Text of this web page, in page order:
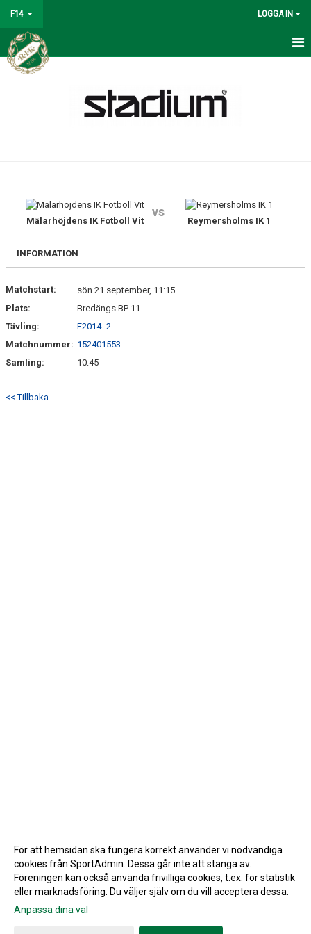
F14 LOGGA IN
HEM
BILDGALLERI
DOKUMENT
Mälarhöjdens IK Fotboll Vit
vs
Reymersholms IK 1
INFORMATION
Matchstart:
sön 21 september, 11:15
Plats:
Bredängs BP 11
Tävling:
F2014- 2
Matchnummer: 152401553
Samling:
10:45
<< Tillbaka
Gå till Webbversion
För att hemsidan ska fungera korrekt använder vi nödvändiga
cookies från SportAdmin. Dessa går inte att stänga av.
Föreningen kan också använda frivilliga cookies, t.ex. för statistik
eller marknadsföring. Du väljer själv om du vill acceptera dessa.
Anpassa dina val